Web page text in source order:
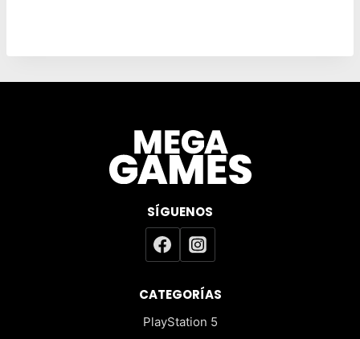
SÍGUENOS
CATEGORÍAS
PlayStation 5